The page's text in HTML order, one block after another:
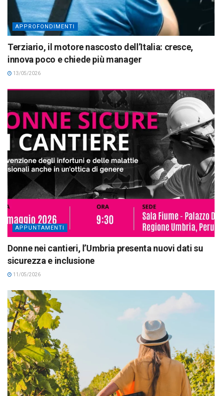
APPROFONDIMENTI
Terziario, il motore nascosto dell’Italia: cresce,
innova poco e chiede più manager
13/05/2026
APPUNTAMENTI
Donne nei cantieri, l’Umbria presenta nuovi dati su
sicurezza e inclusione
11/05/2026